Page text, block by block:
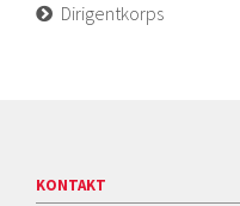
Dirigentkorps
KONTAKT